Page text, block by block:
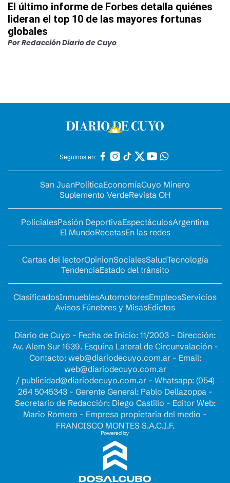
El último informe de Forbes detalla quiénes
lideran el top 10 de las mayores fortunas
globales
PorRedacción Diario de Cuyo
Seguinos en:
San JuanPolíticaEconomíaCuyo Minero
Suplemento VerdeRevista OH
PolicialesPasión DeportivaEspectáculosArgentina
El MundoRecetasEn las redes
Cartas del lectorOpinionSocialesSaludTecnología
TendenciaEstado del tránsito
ClasificadosInmueblesAutomotoresEmpleosServicios
Avisos Fúnebres y MisasEdictos
Diario de Cuyo - Fecha de Inicio: 11/2003 - Dirección:
Av. Alem Sur 1639. Esquina Lateral de Circunvalación -
Contacto: web@diariodecuyo.com.ar- Email:
web@diariodecuyo.com.ar
/ publicidad@diariodecuyo.com.ar- Whatsapp: (054)
264 5045343 - Gerente General: Pablo Dellazoppa -
Secretario de Redacción: Diego Castillo - Editor Web:
Mario Romero - Empresa propietaria del medio -
FRANCISCO MONTES S.A.C.I.F.